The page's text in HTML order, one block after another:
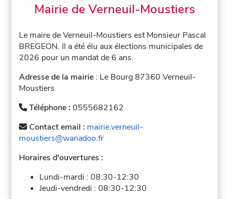
Mairie de Verneuil-Moustiers
Le maire de Verneuil-Moustiers est Monsieur Pascal
BREGEON. Il a été élu aux élections municipales de
2026 pour un mandat de 6 ans.
Adresse de la mairie : Le Bourg 87360 Verneuil-
Moustiers
Téléphone :0555682162
Contact email : mairie.verneuil-
moustiers@wanadoo.fr
Horaires d'ouvertures :
Lundi-mardi :08:30-12:30
Jeudi-vendredi :08:30-12:30